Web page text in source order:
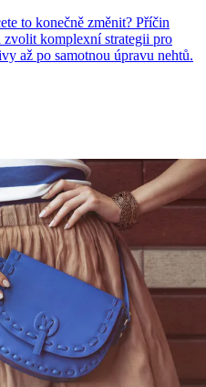
to konečně změnit? Příčin
zvolit komplexní strategii pro
až po samotnou úpravu nehtů.